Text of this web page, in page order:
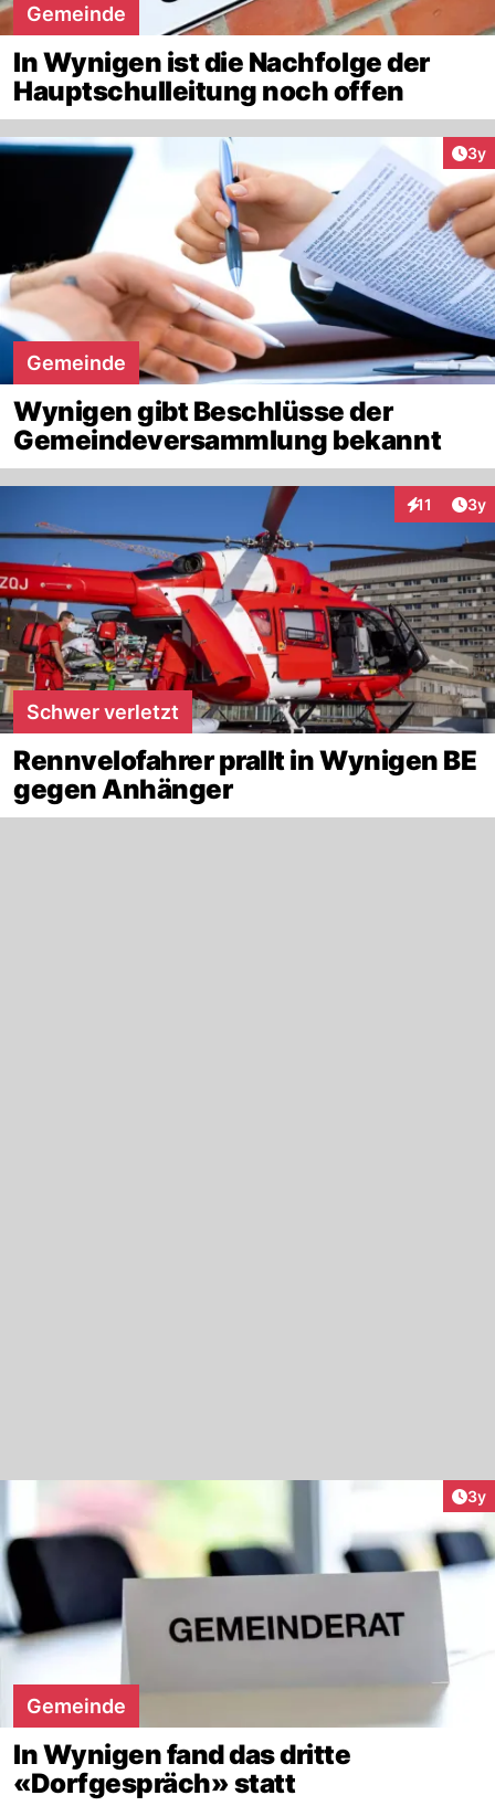
Gemeinde
In Wynigen ist die Nachfolge der
Hauptschulleitung noch offen
3y
Gemeinde
Wynigen gibt Beschlüsse der
Gemeindeversammlung bekannt
11 3y
Schwer verletzt
Rennvelofahrer prallt in Wynigen BE
gegen Anhänger
3y
Gemeinde
In Wynigen fand das dritte
«Dorfgespräch» statt